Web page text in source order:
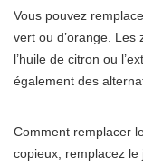
Vous pouvez
vert ou d’orange. Les
l’huile de citron ou
également des
Comment remplacer
copieux, remplacez